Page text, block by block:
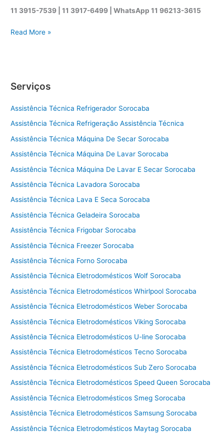
11 3915-7539 | 11 3917-6499 |WhatsApp11 96213-3615
A
t
n
c
a
t
n
i
a
l
a
e
e
c
a
o
t
Read More »
Serviços
Assistência Técnica Refrigerador Sorocaba
Assistência Técnica Refrigeração Assistência Técnica
Assistência Técnica Máquina De Secar Sorocaba
Assistência Técnica Máquina De Lavar Sorocaba
Assistência Técnica Máquina De Lavar E Secar Sorocaba
Assistência Técnica Lavadora Sorocaba
Assistência Técnica Lava E Seca Sorocaba
Assistência Técnica Geladeira Sorocaba
Assistência Técnica Frigobar Sorocaba
Assistência Técnica Freezer Sorocaba
Assistência Técnica Forno Sorocaba
Assistência Técnica Eletrodomésticos Wolf Sorocaba
Assistência Técnica Eletrodomésticos Whirlpool Sorocaba
Assistência Técnica Eletrodomésticos Weber Sorocaba
Assistência Técnica Eletrodomésticos Viking Sorocaba
Assistência Técnica Eletrodomésticos U-line Sorocaba
Assistência Técnica Eletrodomésticos Tecno Sorocaba
Assistência Técnica Eletrodomésticos Sub Zero Sorocaba
Assistência Técnica Eletrodomésticos Speed Queen Sorocaba
Assistência Técnica Eletrodomésticos Smeg Sorocaba
Assistência Técnica Eletrodomésticos Samsung Sorocaba
Assistência Técnica Eletrodomésticos Maytag Sorocaba